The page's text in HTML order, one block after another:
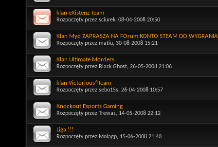
klan eXistenz Team
Rozpoczęty przez sciurek, 08-04-2008 20:50
Klan Myd ZAPRASZA NA FOrum KONTO STEAM DO
Rozpoczęty przez matiu, 30-08-2008 15:21
Klan Ultimate Morders
Rozpoczęty przez Black Ghost, 26-05-2008 21:06
klan Victorious^Team
Rozpoczęty przez sebo15s, 26-04-2008 10:57
Knockout Esports Gaming
Rozpoczęty przez Trewas, 14-05-2008 22:12
Liga !!!
Rozpoczęty przez Molagp, 15-06-2008 21:40